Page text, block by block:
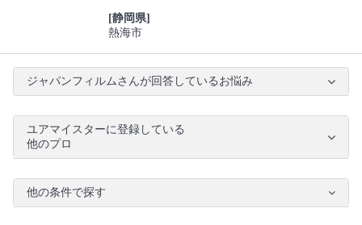
[静岡県]
熱海市
ジャパンフィルムさんが回答しているお悩み
ユアマイスターに登録している
他のプロ
他の条件で探す